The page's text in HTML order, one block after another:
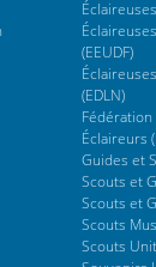
(EEUDF)
(EDLN)
Éclaireurs
Guides et
Scouts et
Scouts et
Scouts
Scouts